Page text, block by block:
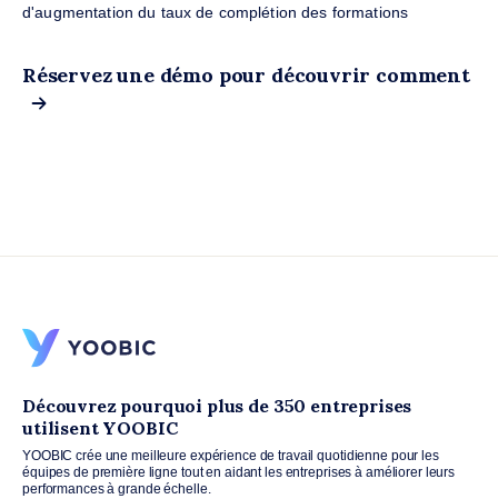
d'augmentation du taux de complétion des formations
Réservez une démo pour découvrir comment
Découvrez pourquoi plus de 350 entreprises
utilisent YOOBIC
YOOBIC crée une meilleure expérience de travail quotidienne pour les
équipes de première ligne tout en aidant les entreprises à améliorer leurs
performances à grande échelle.